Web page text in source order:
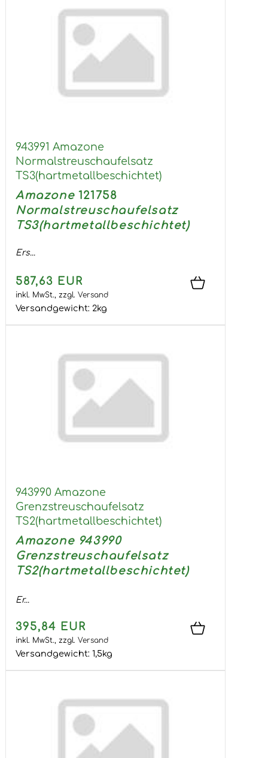
943991 Amazone
Normalstreuschaufelsatz
TS3(hartmetallbeschichtet)
Amazone 121758
Normalstreuschaufelsatz
TS3(hartmetallbeschichtet)
Ers...
587,63 EUR
inkl. MwSt., zzgl. Versand
Versandgewicht: 2kg
943990 Amazone
Grenzstreuschaufelsatz
TS2(hartmetallbeschichtet)
Amazone 943990
Grenzstreuschaufelsatz
TS2(hartmetallbeschichtet)
Er...
395,84 EUR
inkl. MwSt., zzgl. Versand
Versandgewicht: 1,5kg